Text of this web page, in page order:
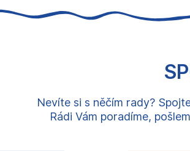
Nevíte si s něčím rady?
Rádi Vám poradíme,